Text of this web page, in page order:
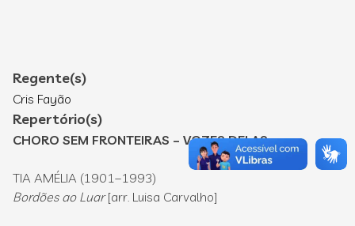
Regente(s)
Cris Fayão
Repertório(s)
CHORO SEM FRONTEIRAS – VOZES DELAS
TIA AMÉLIA (1901–1993)
Bordões ao Luar[arr. Luisa Carvalho]